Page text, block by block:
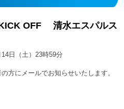
OFF 清水エスパルス
日（土）23時59分
方にメールでお知らせいたします。